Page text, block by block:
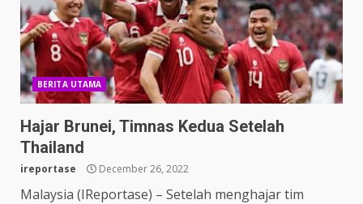
BERITA UTAMA
Hajar Brunei, Timnas Kedua Setelah
Thailand
ireportase December 26, 2022
Malaysia (IReportase) – Setelah menghajar tim